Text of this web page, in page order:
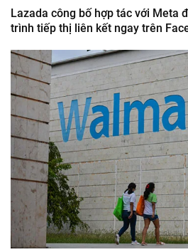
Lazada công bố hợp tác với Meta
trình tiếp thị liên kết ngay trên